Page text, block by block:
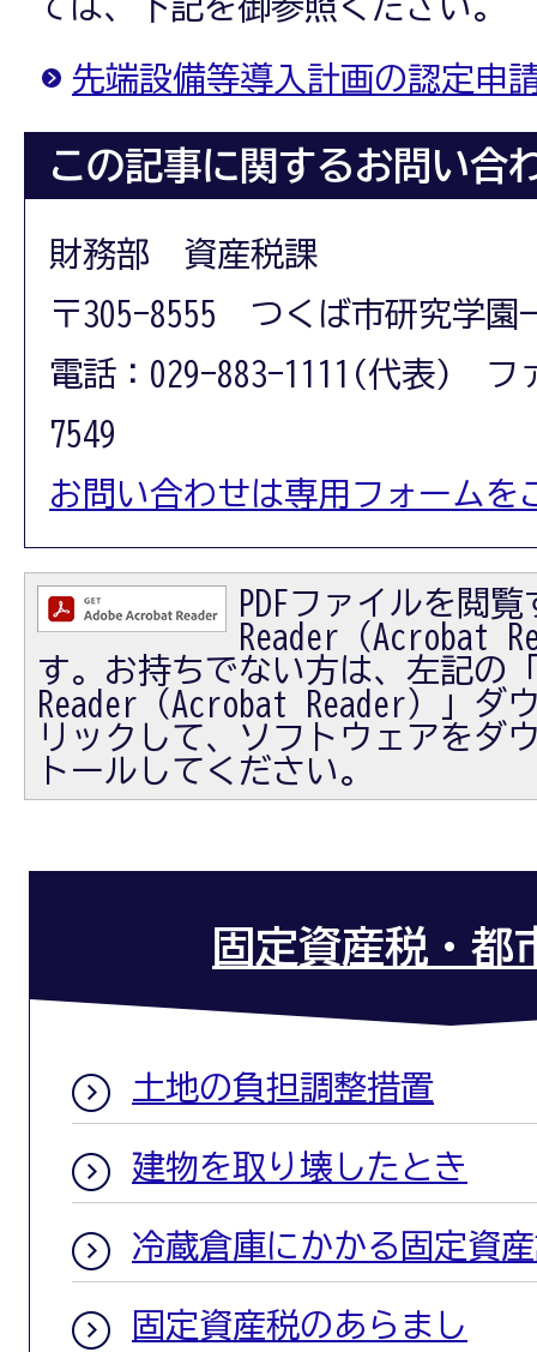
先端設備等導入計画の認定申
この記事に関するお問い合
財務部 資産税課
〒305-8555 つくば市研究学園
電話：029-883-1111(代表) フ
7549
お問い合わせは専用フォームを
PDFファイルを閲
Reader（Acrobat
す。お持ちでない方は、左記の
Reader（Acrobat Reader）」ダ
リックして、ソフトウェアをダ
トールしてください。
固定資産税・都
土地の負担調整措置
建物を取り壊したとき
冷蔵倉庫にかかる固定資
固定資産税のあらまし